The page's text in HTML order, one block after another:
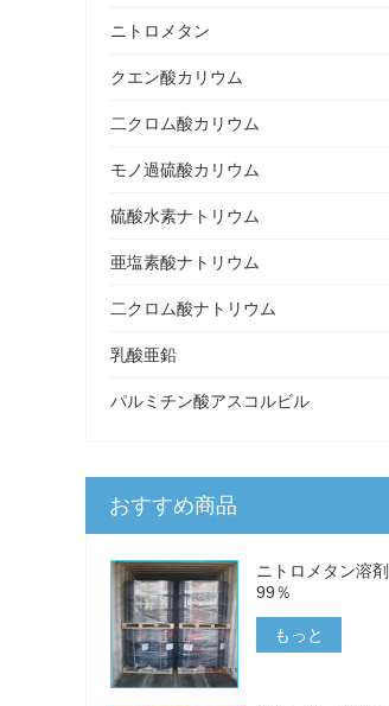
ニトロメタン
クエン酸カリウム
二クロム酸カリウム
モノ過硫酸カリウム
硫酸水素ナトリウム
亜塩素酸ナトリウム
二クロム酸ナトリウム
乳酸亜鉛
パルミチン酸アスコルビル
おすすめ商品
ニトロメタン溶剤
99％
もっと